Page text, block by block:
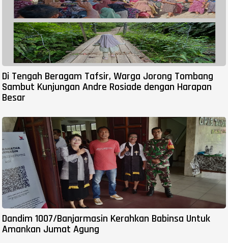
Di Tengah Beragam Tafsir, Warga Jorong Tombang
Sambut Kunjungan Andre Rosiade dengan Harapan
Besar
Dandim 1007/Banjarmasin Kerahkan Babinsa Untuk
Amankan Jumat Agung